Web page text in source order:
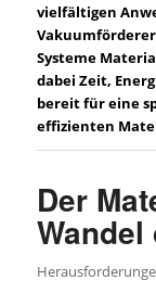
vielfältigen
Systeme
dabei Zeit,
bereit für eine
effizienten
Der
Wandel